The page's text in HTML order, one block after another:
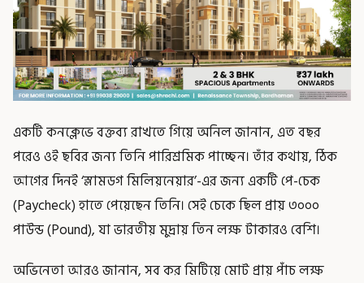
একটি কনক্লেভে বক্তব্য রাখতে গিয়ে অনিল জানান, এত বছর
পরেও ওই ছবির জন্য তিনি পারিশ্রমিক পাচ্ছেন। তাঁর কথায়, ঠিক
আগের দিনই ‘স্লামডগ মিলিয়নেয়ার’-এর জন্য একটি পে-চেক
(Paycheck) হাতে পেয়েছেন তিনি। সেই চেকে ছিল প্রায় ৩০০০
পাউন্ড (Pound), যা ভারতীয় মুদ্রায় তিন লক্ষ টাকারও বেশি।
অভিনেতা আরও জানান, সব কর মিটিয়ে মোট প্রায় পাঁচ লক্ষ